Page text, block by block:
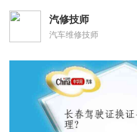
汽修技师
汽车维修技师